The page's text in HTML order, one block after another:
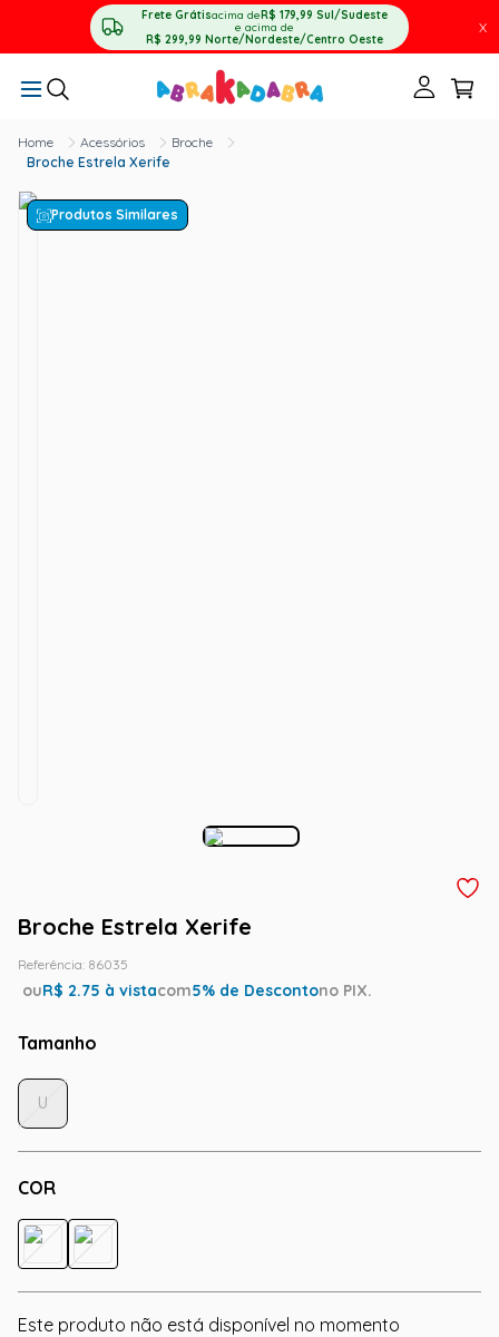
Frete Grátisacima deR$ 179,99 Sul/Sudeste
e acima de
R$ 299,99 Norte/Nordeste/Centro Oeste
X
Acessórios
Broche
Broche Estrela Xerife
Produtos Similares
Broche Estrela Xerife
Referência: 86035
ouR$ 2.75 à vistacom5% de Descontono PIX.
Tamanho
COR
U
Este produto não está disponível no momento